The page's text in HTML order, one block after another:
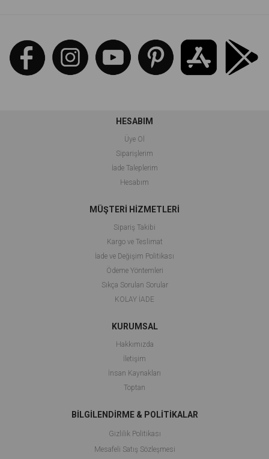
HESABIM
Üye Ol
Siparişlerim
İade Taleplerim
Hesabım
MÜŞTERİ HİZMETLERİ
Sipariş Takibi
Kargo ve Teslimat
İade ve Değişim Politikası
Ödeme Yöntemleri
Sıkça Sorulan Sorular
KOLAY İADE
KURUMSAL
Hakkımızda
İletişim
İnsan Kaynakları
Toptan
BİLGİLENDİRME & POLİTİKALAR
Gizlilik Politikası
Mesafeli Satış Sözleşmesi